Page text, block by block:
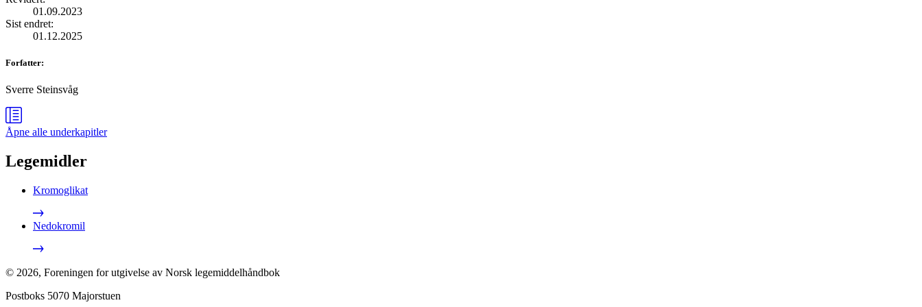
01.09.2023
Sist endret:
01.12.2025
Forfatter:
Sverre Steinsvåg
Åpne alle underkapitler
Legemidler
Kromoglikat
Nedokromil
© 2026, Foreningen for utgivelse av Norsk legemiddelhåndbok
Postboks 5070 Majorstuen